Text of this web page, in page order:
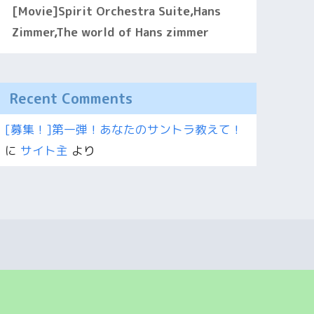
[Movie]Spirit Orchestra Suite,Hans
Zimmer,The world of Hans zimmer
Recent Comments
[募集！]第一弾！あなたのサントラ教えて！
に サイト主 より